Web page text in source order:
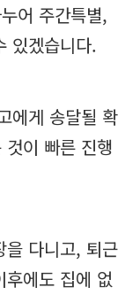
어 주간특별,
있겠습니다.
에게 송달될 확
이 빠른 진행
을 다니고, 퇴근
에도 집에 없